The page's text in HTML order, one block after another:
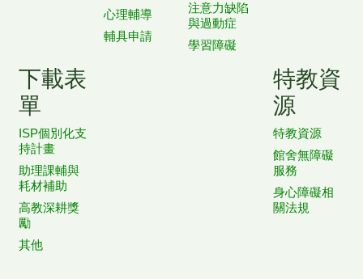
心理輔導
輔具申請
注意力缺陷
與過動症
學習障礙
下載表
單
ISP個別化支
持計畫
助理課輔與
耗材補助
高教深耕獎
勵
其他
特教資
源
特教資源
館舍無障礙
服務
身心障礙相
關法規